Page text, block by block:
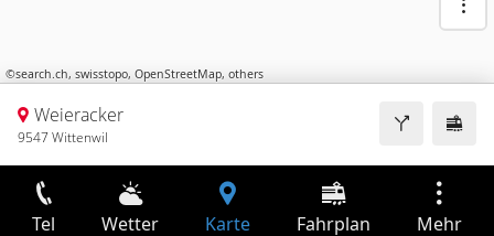
©search.ch, swisstopo, OpenStreetMap, others
Weieracker
9547 Wittenwil
Tel Wetter Karte Fahrplan Mehr